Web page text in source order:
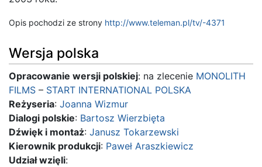
Opis pochodzi ze strony http://www.teleman.pl/tv/-4371
Wersja polska
Opracowanie wersji polskiej: na zlecenie MONOLITH
FILMS – START INTERNATIONAL POLSKA
Reżyseria: Joanna Wizmur
Dialogi polskie: Bartosz Wierzbięta
Dźwięk i montaż: Janusz Tokarzewski
Kierownik produkcji: Paweł Araszkiewicz
Udział wzięli: